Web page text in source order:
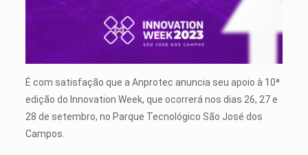
É com satisfação que a Anprotec anuncia seu apoio à 10ª
edição do Innovation Week, que ocorrerá nos dias 26, 27 e
28 de setembro, no Parque Tecnológico São José dos
Campos.